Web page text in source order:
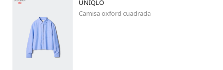
🌿🌿
🌿🌿
☝️こちらから仙台の素敵な着こなしが
ご覧いただけます✨✨
……………………………………………………
UNIQLO
Camisa oxford cuadrada